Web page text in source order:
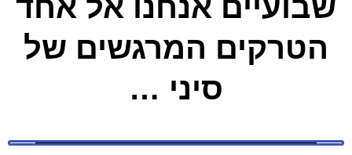
הטרקים המרגשים של
סיני …